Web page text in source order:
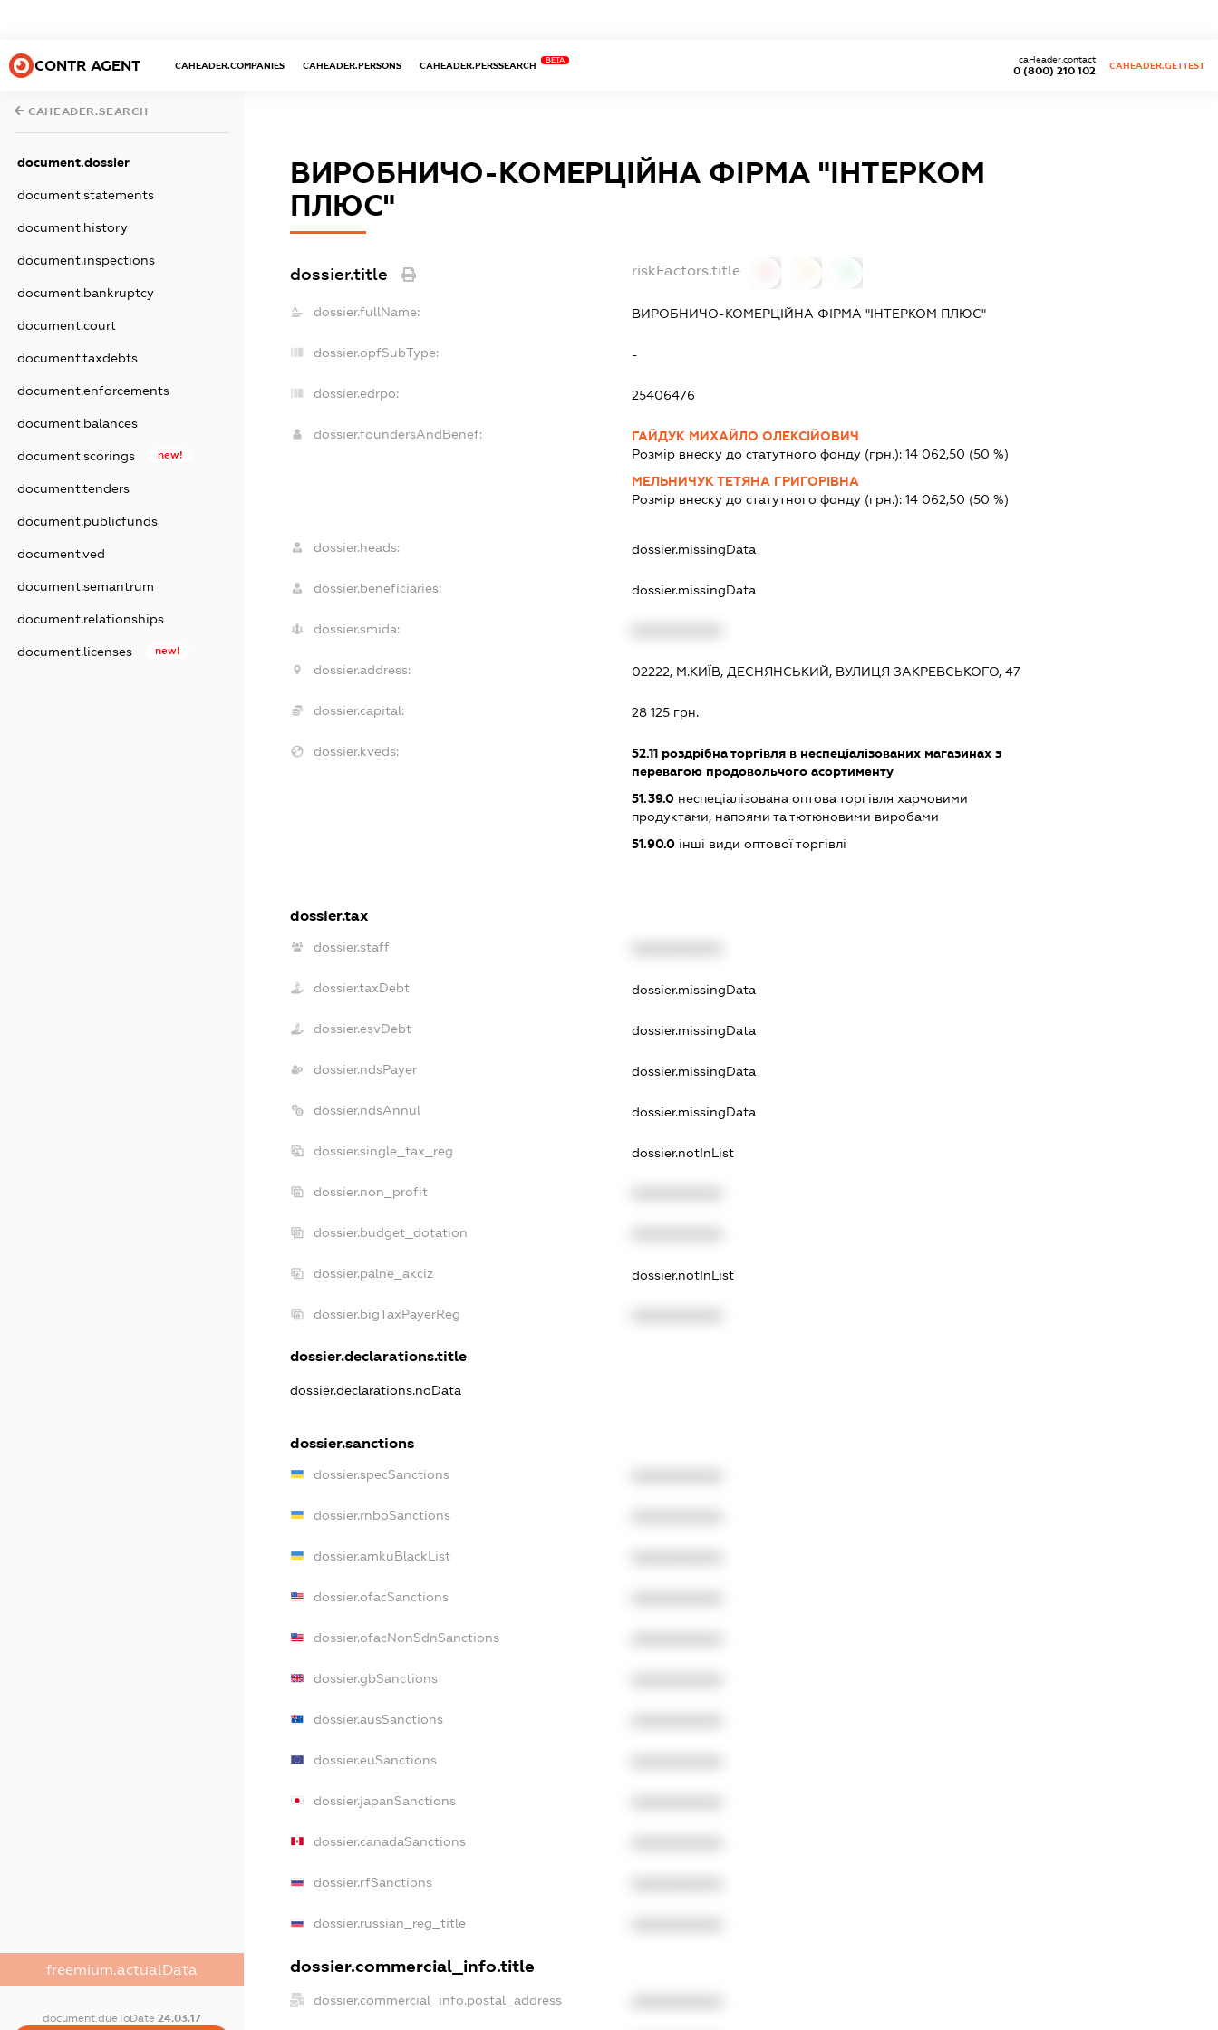
CONTR AGENT CAHEADER.COMPANIES CAHEADER.PERSONS CAHEADER.PERSSEARCH
BETA
0 (800) 210 102
caHeader.contact
CAHEADER.GETTEST
CAHEADER.SEARCH
document.dossier
document.statements
document.history
document.inspections
document.bankruptcy
document.court
document.taxdebts
document.enforcements
document.balances
document.scorings new!
document.tenders
document.publicfunds
document.ved
document.semantrum
document.relationships
document.licenses new!
freemium.actualData
document.dueToDate 24.03.17
ВИРОБНИЧО-КОМЕРЦІЙНА ФІРМА "ІНТЕРКОМ
ПЛЮС"
dossier.title riskFactors.title
dossier.fullName: ВИРОБНИЧО-КОМЕРЦІЙНА ФІРМА "ІНТЕРКОМ ПЛЮС"
dossier.opfSubType: -
dossier.edrpo: 25406476
dossier.foundersAndBenef:
ГАЙДУК МИХАЙЛО ОЛЕКСІЙОВИЧ
Розмір внеску до статутного фонду (грн.):14 062,50 (50 %)
МЕЛЬНИЧУК ТЕТЯНА ГРИГОРІВНА
Розмір внеску до статутного фонду (грн.):14 062,50 (50 %)
dossier.heads: dossier.missingData
dossier.beneficiaries: dossier.missingData
dossier.smida:
dossier.address: 02222, М.КИЇВ, ДЕСНЯНСЬКИЙ, ВУЛИЦЯ ЗАКРЕВСЬКОГО, 47
dossier.capital: 28 125 грн.
dossier.kveds: 52.11 роздрібна торгівля в неспеціалізованих магазинах з
перевагою продовольчого асортименту
51.39.0 неспеціалізована оптова торгівля харчовими
продуктами, напоями та тютюновими виробами
51.90.0 інші види оптової торгівлі
dossier.tax
dossier.staff
dossier.taxDebt dossier.missingData
dossier.esvDebt dossier.missingData
dossier.ndsPayer dossier.missingData
dossier.ndsAnnul dossier.missingData
dossier.single_tax_reg dossier.notInList
dossier.non_profit
dossier.budget_dotation
dossier.palne_akciz dossier.notInList
dossier.bigTaxPayerReg
dossier.declarations.title
dossier.declarations.noData
dossier.sanctions
dossier.specSanctions
dossier.rnboSanctions
dossier.amkuBlackList
dossier.ofacSanctions
dossier.ofacNonSdnSanctions
dossier.gbSanctions
dossier.ausSanctions
dossier.euSanctions
dossier.japanSanctions
dossier.canadaSanctions
dossier.rfSanctions
dossier.russian_reg_title
dossier.commercial_info.title
dossier.commercial_info.postal_address